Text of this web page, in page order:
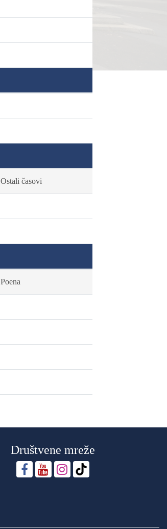
Ostali časovi
Poena
Društvene mreže